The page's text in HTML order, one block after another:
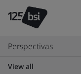
Perspectivas
View all